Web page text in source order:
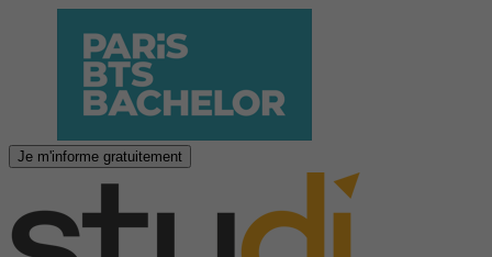
Je m'informe gratuitement